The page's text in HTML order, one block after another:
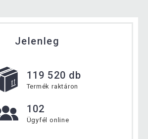
Jelenleg
119 520 db
Termék raktáron
102
Ügyfél online